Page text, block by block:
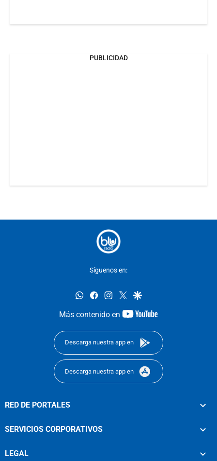
PUBLICIDAD
Síguenos en:
whatsappfacebookinstagram
twittergoogle
Más contenido en
youtube-
Descarga nuestra app en
Descarga nuestra app en
RED DE PORTALES
SERVICIOS CORPORATIVOS
LEGAL